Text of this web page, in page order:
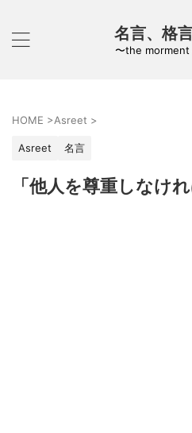
名言、格
〜the
HOME >Asreet >
Asreet 名言
「他人を尊重しなけ